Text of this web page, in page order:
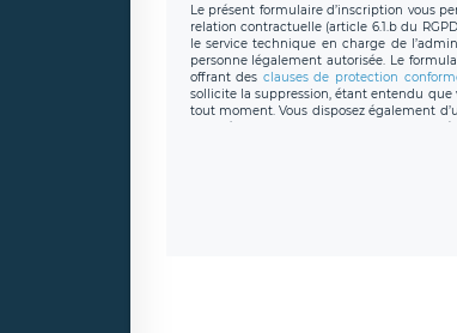
Le présent formulaire d’inscription vous
relation contractuelle (article 6.1.b du
le service technique en charge de
personne légalement autorisée. Le
offrant des clauses de protection
sollicite la suppression, étant entendu que
tout moment. Vous disposez également
caractère personnel, ainsi que d’un droit
protection des données de LÉGAVOX
joignable à l’adresse mail :